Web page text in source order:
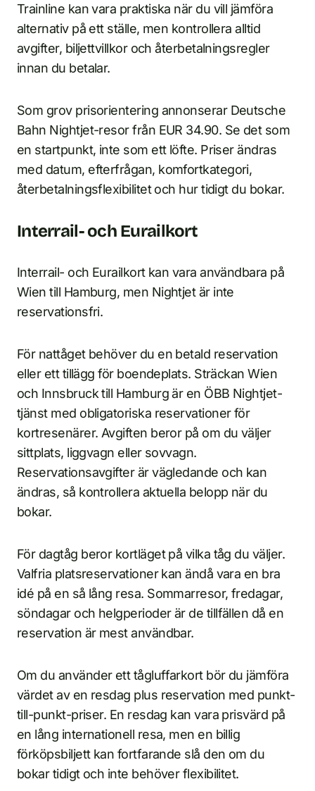
Trainline kan vara praktiska när du vill jämföra
alternativ på ett ställe, men kontrollera alltid
avgifter, biljettvillkor och återbetalningsregler
innan du betalar.
Som grov prisorientering annonserar Deutsche
Bahn Nightjet-resor från EUR 34.90. Se det som
en startpunkt, inte som ett löfte. Priser ändras
med datum, efterfrågan, komfortkategori,
återbetalningsflexibilitet och hur tidigt du bokar.
Interrail- och Eurailkort
Interrail- och Eurailkort kan vara användbara på
Wien till Hamburg, men Nightjet är inte
reservationsfri.
För nattåget behöver du en betald reservation
eller ett tillägg för boendeplats. Sträckan Wien
och Innsbruck till Hamburg är en ÖBB Nightjet-
tjänst med obligatoriska reservationer för
kortresenärer. Avgiften beror på om du väljer
sittplats, liggvagn eller sovvagn.
Reservationsavgifter är vägledande och kan
ändras, så kontrollera aktuella belopp när du
bokar.
För dagtåg beror kortläget på vilka tåg du väljer.
Valfria platsreservationer kan ändå vara en bra
idé på en så lång resa. Sommarresor, fredagar,
söndagar och helgperioder är de tillfällen då en
reservation är mest användbar.
Om du använder ett tågluffarkort bör du jämföra
värdet av en resdag plus reservation med punkt-
till-punkt-priser. En resdag kan vara prisvärd på
en lång internationell resa, men en billig
förköpsbiljett kan fortfarande slå den om du
bokar tidigt och inte behöver flexibilitet.